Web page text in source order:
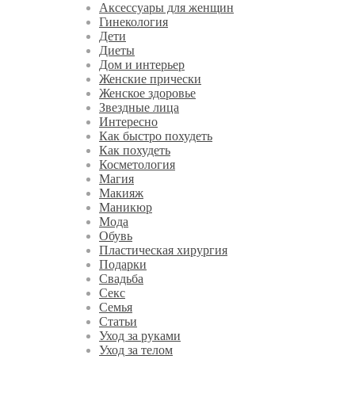
Аксессуары для женщин
Гинекология
Дети
Диеты
Дом и интерьер
Женские прически
Женское здоровье
Звездные лица
Интересно
Как быстро похудеть
Как похудеть
Косметология
Магия
Макияж
Маникюр
Мода
Обувь
Пластическая хирургия
Подарки
Свадьба
Секс
Семья
Статьи
Уход за руками
Уход за телом